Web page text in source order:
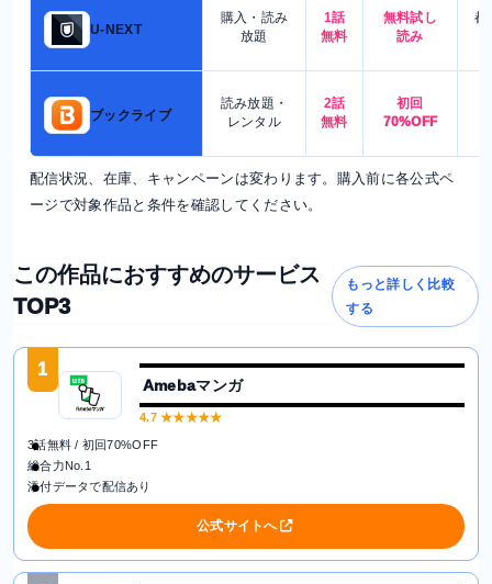
U-NEXT
購入・読み
放題
1話
無料
無料試し
読み
都
ブックライブ
読み放題・
レンタル
2話
無料
初回
70%OFF
配信状況、在庫、キャンペーンは変わります。購入前に各公式ペ
ージで対象作品と条件を確認してください。
この作品におすすめのサービス
TOP3
もっと詳しく比較
する
1
Amebaマンガ
4.7★★★★★
3話無料 / 初回70%OFF
総合力No.1
添付データで配信あり
公式サイトへ